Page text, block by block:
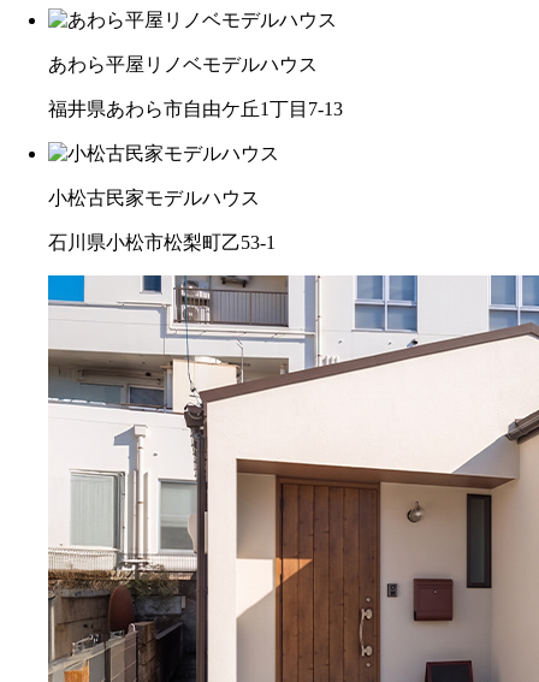
あわら平屋リノベモデルハウス
福井県あわら市自由ケ丘1丁目7-13
小松古民家モデルハウス
石川県小松市松梨町乙53-1